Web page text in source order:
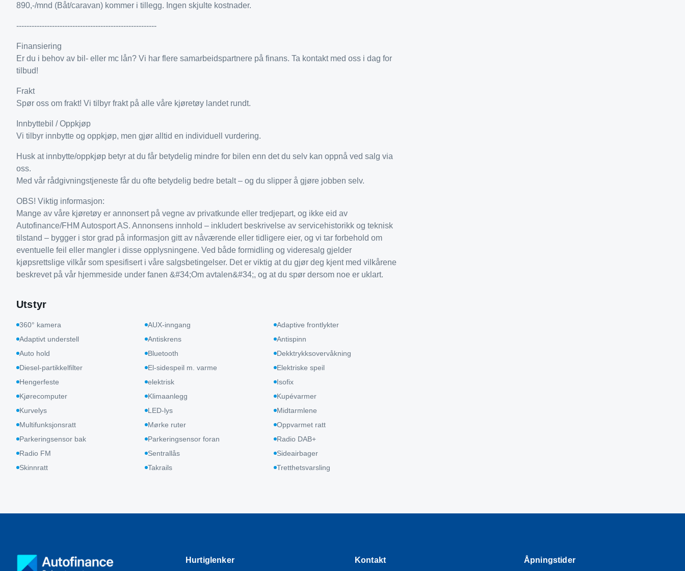
890,-/mnd (Båt/caravan) kommer i tillegg. Ingen skjulte kostnader.
-------------------------------------------------------
Finansiering
Er du i behov av bil- eller mc lån? Vi har flere samarbeidspartnere på finans. Ta kontakt med oss i dag for
tilbud!
Frakt
Spør oss om frakt! Vi tilbyr frakt på alle våre kjøretøy landet rundt.
Innbyttebil / Oppkjøp
Vi tilbyr innbytte og oppkjøp, men gjør alltid en individuell vurdering.
Husk at innbytte/oppkjøp betyr at du får betydelig mindre for bilen enn det du selv kan oppnå ved salg via
oss.
Med vår rådgivningstjeneste får du ofte betydelig bedre betalt – og du slipper å gjøre jobben selv.
OBS! Viktig informasjon:
Mange av våre kjøretøy er annonsert på vegne av privatkunde eller tredjepart, og ikke eid av
Autofinance/FHM Autosport AS. Annonsens innhold – inkludert beskrivelse av servicehistorikk og teknisk
tilstand – bygger i stor grad på informasjon gitt av nåværende eller tidligere eier, og vi tar forbehold om
eventuelle feil eller mangler i disse opplysningene. Ved både formidling og videresalg gjelder
kjøpsrettslige vilkår som spesifisert i våre salgsbetingelser. Det er viktig at du gjør deg kjent med vilkårene
beskrevet på vår hjemmeside under fanen &#34;Om avtalen&#34;, og at du spør dersom noe er uklart.
Utstyr
360° kamera AUX-inngang
Adaptive frontlykter
Adaptivt understell
Antiskrens
Antispinn
Auto hold
Bluetooth
Dekktrykksovervåkning
Diesel-partikkelfilter
El-sidespeil m. varme
Elektriske speil
Hengerfeste
elektrisk
Isofix
Kjørecomputer
Klimaanlegg
Kupévarmer
Kurvelys
LED-lys
Midtarmlene
Multifunksjonsratt
Mørke ruter
Oppvarmet ratt
Parkeringsensor bak
Parkeringsensor foran
Radio DAB+
Radio FM
Sentrallås
Sideairbager
Skinnratt
Takrails Tretthetsvarsling
Hurtiglenker Kontakt Åpningstider